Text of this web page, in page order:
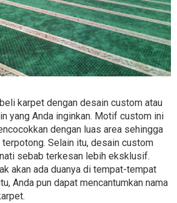
karpet dengan desain custom atau
yang Anda inginkan. Motif custom ini
dengan luas area sehingga
Selain itu, desain custom
sebab terkesan lebih eksklusif.
akan ada duanya di tempat-tempat
Anda pun dapat mencantumkan nama